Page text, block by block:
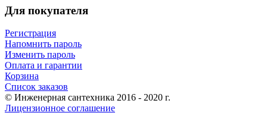
Для покупателя
Регистрация
Напомнить пароль
Изменить пароль
Оплата и гарантии
Корзина
Список заказов
© Инженерная сантехника 2016 - 2020 г.
Лицензионное соглашение